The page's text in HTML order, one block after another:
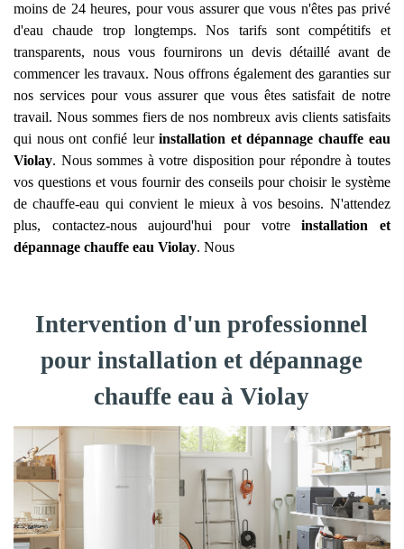
moins de 24 heures, pour vous assurer que vous n'êtes pas privé
d'eau chaude trop longtemps. Nos tarifs sont compétitifs et
transparents, nous vous fournirons un devis détaillé avant de
commencer les travaux. Nous offrons également des garanties sur
nos services pour vous assurer que vous êtes satisfait de notre
travail. Nous sommes fiers de nos nombreux avis clients satisfaits
qui nous ont confié leurinstallation et dépannage chauffe eau
Violay. Nous sommes à votre disposition pour répondre à toutes
vos questions et vous fournir des conseils pour choisir le système
de chauffe-eau qui convient le mieux à vos besoins. N'attendez
plus, contactez-nous aujourd'hui pour votreinstallation et
dépannage chauffe eau Violay. Nous
Intervention d'un professionnel
pour installation et dépannage
chauffe eau à Violay